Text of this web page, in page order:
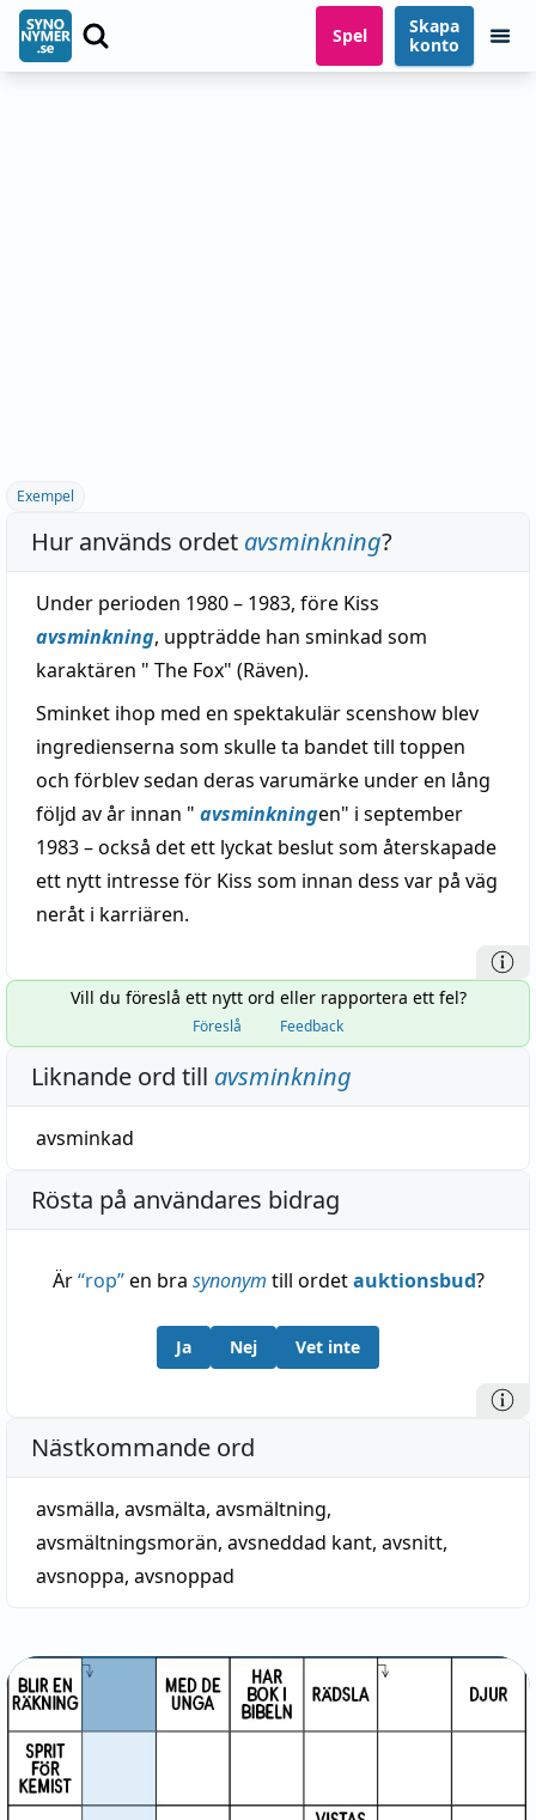
Spel
Skapa
konto
Exempel
Hur används ordet avsminkning?
Under perioden 1980 – 1983, före Kiss
avsminkning, uppträdde han sminkad som
karaktären " The Fox" (Räven).
Sminket ihop med en spektakulär scenshow blev
ingredienserna som skulle ta bandet till toppen
och förblev sedan deras varumärke under en lång
följd av år innan " avsminkningen" i september
1983 – också det ett lyckat beslut som återskapade
ett nytt intresse för Kiss som innan dess var på väg
neråt i karriären.
Vill du föreslå ett nytt ord eller rapportera ett fel?
Föreslå Feedback
Liknande ord till avsminkning
avsminkad
Rösta på användares bidrag
Är“rop”en bra synonym till ordetauktionsbud?
Ja Nej Vet inte
Nästkommande ord
avsmälla, avsmälta, avsmältning,
avsmältningsmorän, avsneddad kant, avsnitt,
avsnoppa, avsnoppad